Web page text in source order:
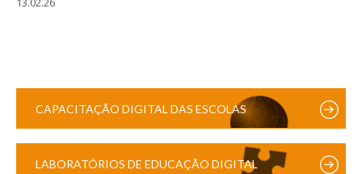
CAPACITAÇÃO DIGITAL DAS ESCOLAS
LABORATÓRIOS DE EDUCAÇÃO DIGITAL